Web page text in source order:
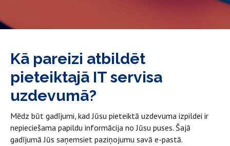
Kā pareizi atbildēt
pieteiktajā IT servisa
uzdevumā?
Mēdz būt gadījumi, kad Jūsu pieteiktā uzdevuma izpildei ir
nepieciešama papildu informācija no Jūsu puses. Šajā
gadījumā Jūs saņemsiet paziņojumu savā e-pastā.